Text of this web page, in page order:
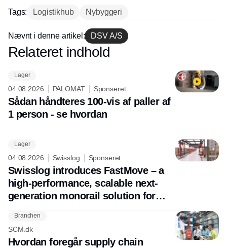
hos INOX
Tags: Logistikhub Nybyggeri
Nævnt i denne artikel: DSV A/S
Annonce
Relateret indhold
Lager
04.08.2026 PALOMAT Sponseret
Sådan håndteres 100-vis af paller af
1 person - se hvordan
Lager
04.08.2026 Swisslog Sponseret
Swisslog introduces FastMove – a
high-performance, scalable next-
generation monorail solution for
Branchen
SCM.dk
Hvordan foregår supply chain